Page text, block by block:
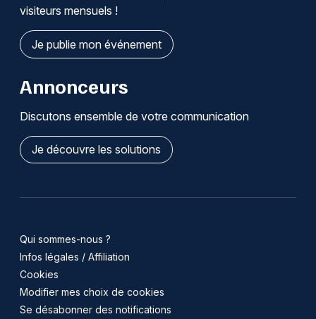
visiteurs mensuels !
Je publie mon événement
Annonceurs
Discutons ensemble de votre communication
Je découvre les solutions
Qui sommes-nous ?
Infos légales / Affiliation
Cookies
Modifier mes choix de cookies
Se désabonner des notifications